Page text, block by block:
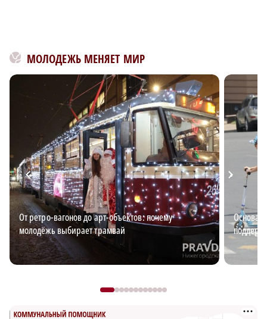
МОЛОДЕЖЬ МЕНЯЕТ МИР
От ретро-вагонов до арт-объектов: почему
молодёжь выбирает трамвай
Основа